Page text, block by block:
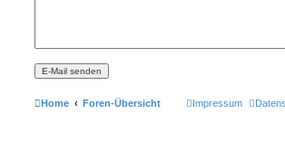
Home Foren-Übersicht Impressum